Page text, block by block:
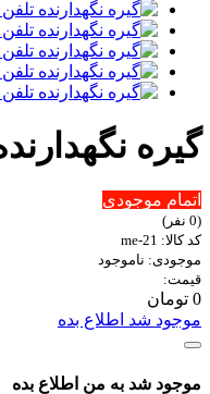
گیره
اتمام موجودی
(0 نفر)
کد کالا: me-21
موجودی: ناموجود
قیمت:
0 تومان
موجود شد اطلاع بده
موجود شد به من اطلاع بده